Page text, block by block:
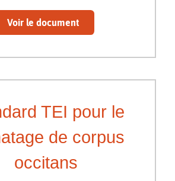
Voir le document
TEI pour le
de corpus
occitans